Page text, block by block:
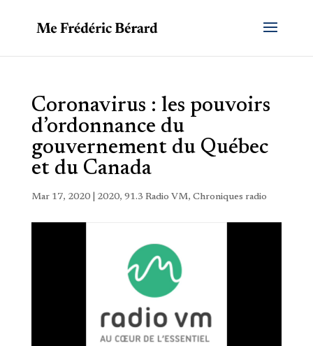
Coronavirus : les pouvoirs
d’ordonnance du
gouvernement du Québec
et du Canada
Mar 17, 2020| 2020, 91.3 Radio VM, Chroniques radio